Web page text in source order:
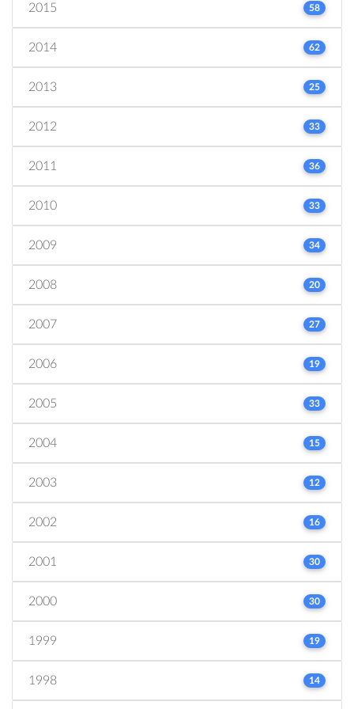
2015 58
2014 62
2013 25
2012 33
2011 36
2010 33
2009 34
2008 20
2007 27
2006 19
2005 33
2004 15
2003 12
2002 16
2001 30
2000 30
1999 19
1998 14